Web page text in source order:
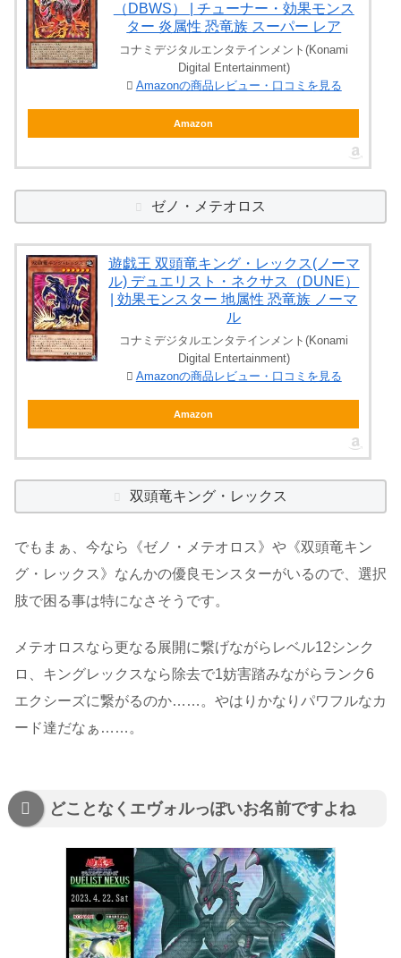
（DBWS） | チューナー・効果モンス
ター 炎属性 恐竜族 スーパー レア
コナミデジタルエンタテインメント(Konami
Digital Entertainment)
Amazonの商品レビュー・口コミを見る
Amazon
ゼノ・メテオロス
遊戯王 双頭竜キング・レックス(ノーマ
ル) デュエリスト・ネクサス（DUNE）
| 効果モンスター 地属性 恐竜族 ノーマ
ル
コナミデジタルエンタテインメント(Konami
Digital Entertainment)
Amazonの商品レビュー・口コミを見る
Amazon
双頭竜キング・レックス
でもまぁ、今なら《ゼノ・メテオロス》や《双頭竜キン
グ・レックス》なんかの優良モンスターがいるので、選択
肢で困る事は特になさそうです。
メテオロスなら更なる展開に繋げながらレベル12シンク
ロ、キングレックスなら除去で1妨害踏みながらランク6
エクシーズに繋がるのか……。やはりかなりパワフルなカ
ード達だなぁ……。
どことなくエヴォルっぽいお名前ですよね